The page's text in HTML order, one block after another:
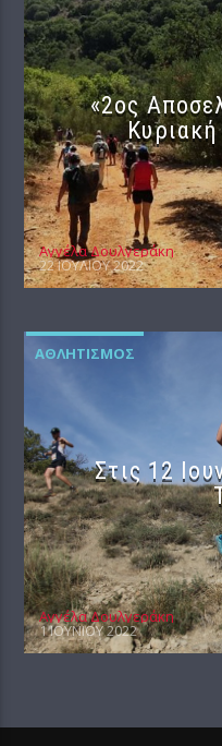
«2ος
Αγγέλα Δουλγεράκη
22 ΙΟΥΛΊΟΥ 2022
ΑΘΛΗΤΙΣΜΌΣ
Στις 12
Αγγέλα Δουλγεράκη
1 ΙΟΥΝΊΟΥ 2022